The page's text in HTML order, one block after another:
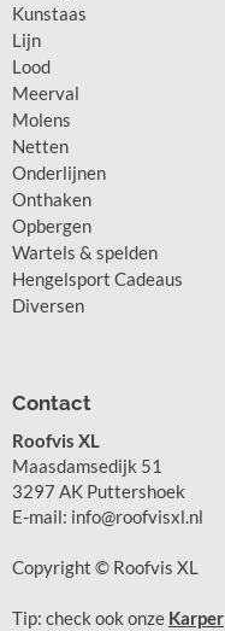
Kunstaas
Lijn
Lood
Meerval
Molens
Netten
Onderlijnen
Onthaken
Opbergen
Wartels & spelden
Hengelsport Cadeaus
Diversen
Contact
Roofvis XL
Maasdamsedijk 51
3297 AK Puttershoek
E-mail: info@roofvisxl.nl
Copyright © Roofvis XL
Tip: check ook onze Karper